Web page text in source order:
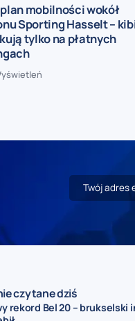
mobilności wokół
Sporting Hasselt –
tylko na płatnych
czytane dziś
rekord Bel 20 – brukselski